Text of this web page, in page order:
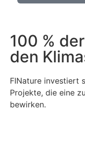
100 %
den
FINature investiert
Projekte, die eine
bewirken.